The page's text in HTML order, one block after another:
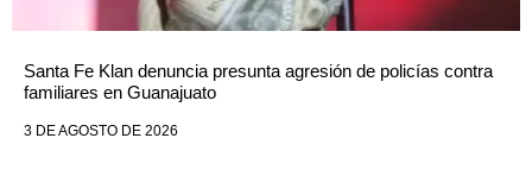
Santa Fe Klan denuncia presunta agresión de policías contra
familiares en Guanajuato
3 DE AGOSTO DE 2026